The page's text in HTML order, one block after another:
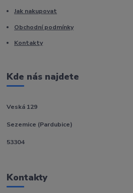
Jak nakupovat
Obchodní podmínky
Kontakty
Kde nás najdete
Veská 129
Sezemice (Pardubice)
53304
Kontakty